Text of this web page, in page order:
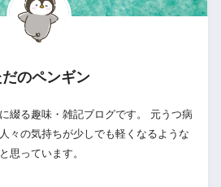
だのペンギン
綴る趣味・雑記ブログです。 元うつ病
々の気持ちが少しでも軽くなるような
思っています。